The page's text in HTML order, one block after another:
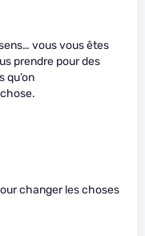
vous vous êtes
prendre pour des
qu’on
changer les choses